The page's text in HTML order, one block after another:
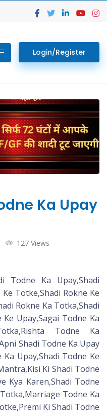
Login/Register
Ka Upay
127 Views
Todne Ka Upay,Shadi
Totke,Shadi Rokne Ke
Rokne Ka Totka,Shadi
Upay,Sagai Todne Ka
Todne Ka
Shadi Todne Ka Upay
Upay,Shadi Todne Ke
Ki Shadi Todne
Kya Karen,Shadi Todne
Todne Ka
Ki Shadi Todne